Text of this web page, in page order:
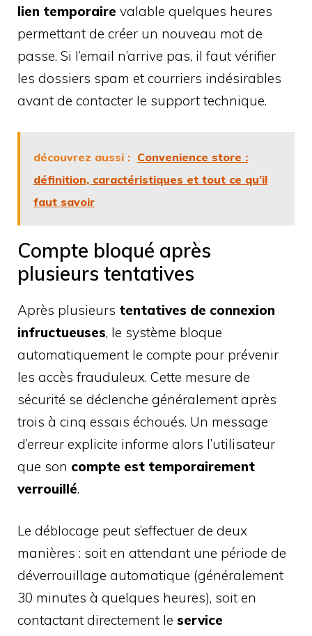
lien temporaire valable quelques heures
permettant de créer un nouveau mot de
passe. Si l’email n’arrive pas, il faut vérifier
les dossiers spam et courriers indésirables
avant de contacter le support technique.
découvrez aussi : Convenience store :
définition, caractéristiques et tout ce qu’il
faut savoir
Compte bloqué après
plusieurs tentatives
Après plusieurs tentatives de connexion
infructueuses, le système bloque
automatiquement le compte pour prévenir
les accès frauduleux. Cette mesure de
sécurité se déclenche généralement après
trois à cinq essais échoués. Un message
d’erreur explicite informe alors l’utilisateur
que son compte est temporairement
verrouillé.
Le déblocage peut s’effectuer de deux
manières : soit en attendant une période de
déverrouillage automatique (généralement
30 minutes à quelques heures), soit en
contactant directement le service